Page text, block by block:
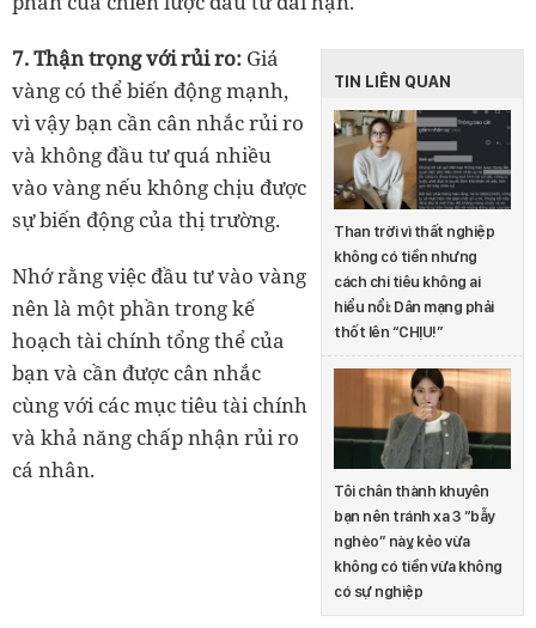
TIN LIÊN QUAN
Than trời vì thất nghiệp
không có tiền nhưng
cách chi tiêu không ai
hiểu nổi: Dân mạng phải
thốt lên “CHỊU!”
Tôi chân thành khuyên
bạn nên tránh xa 3 “bẫy
nghèo” này, kẻo vừa
không có tiền vừa không
có sự nghiệp
7. Thận trọng với rủi ro: Giá
vàng có thể biến động mạnh,
vì vậy bạn cần cân nhắc rủi ro
và không đầu tư quá nhiều
vào vàng nếu không chịu được
sự biến động của thị trường.
Nhớ rằng việc đầu tư vào vàng
nên là một phần trong kế
hoạch tài chính tổng thể của
bạn và cần được cân nhắc
cùng với các mục tiêu tài chính
và khả năng chấp nhận rủi ro
cá nhân.